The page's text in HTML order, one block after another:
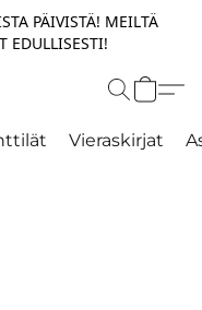
PÄIVISTÄ! MEILTÄ
EDULLISESTI!
Vieraskirjat